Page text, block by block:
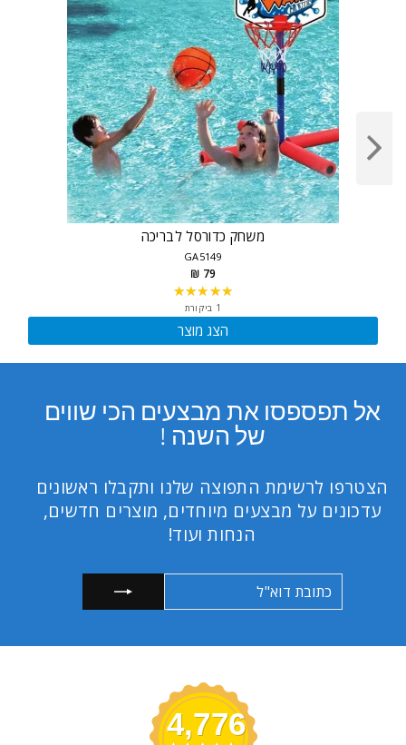
משחק כדורסל לבריכה
GA5149
79 ₪
★★★★★
of
5
1 ביקורת
הצג מוצר
אל תפספסו את מבצעים הכי שווים
של השנה !
הצטרפו לרשימת התפוצה שלנו ותקבלו ראשונים
עדכונים על מבצעים מיוחדים, מוצרים חדשים,
הנחות ועוד!
4,776